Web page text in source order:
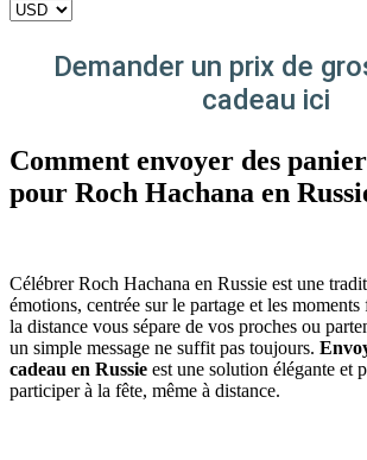
Demander un prix de
cadeau ici
Comment envoyer des
pour Roch Hachana en
Célébrer Roch Hachana en Russie est une
émotions, centrée sur le partage et les
la distance vous sépare de vos proches ou
un simple message ne suffit pas toujours.
cadeau en Russie est une solution élégante et
participer à la fête, même à distance.